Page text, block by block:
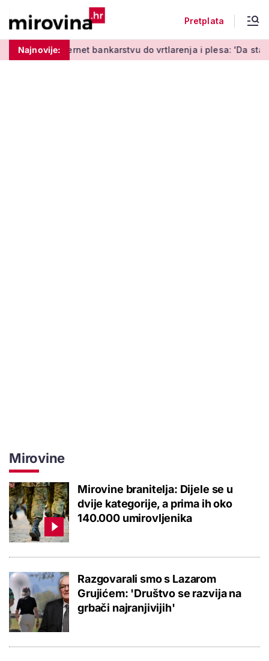
Pretplata
Najnovije:
o internet bankarstvu do vrtlarenja i plesa: 'Da starije
Mirovine
Mirovine branitelja: Dijele se u
dvije kategorije, a prima ih oko
140.000 umirovljenika
Razgovarali smo s Lazarom
Grujićem: 'Društvo se razvija na
grbači najranjivijih'